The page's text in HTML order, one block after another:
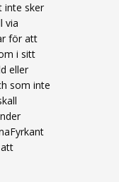
inte sker
via
för att
i sitt
eller
som inte